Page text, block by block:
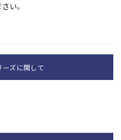
い。
ーズに関して